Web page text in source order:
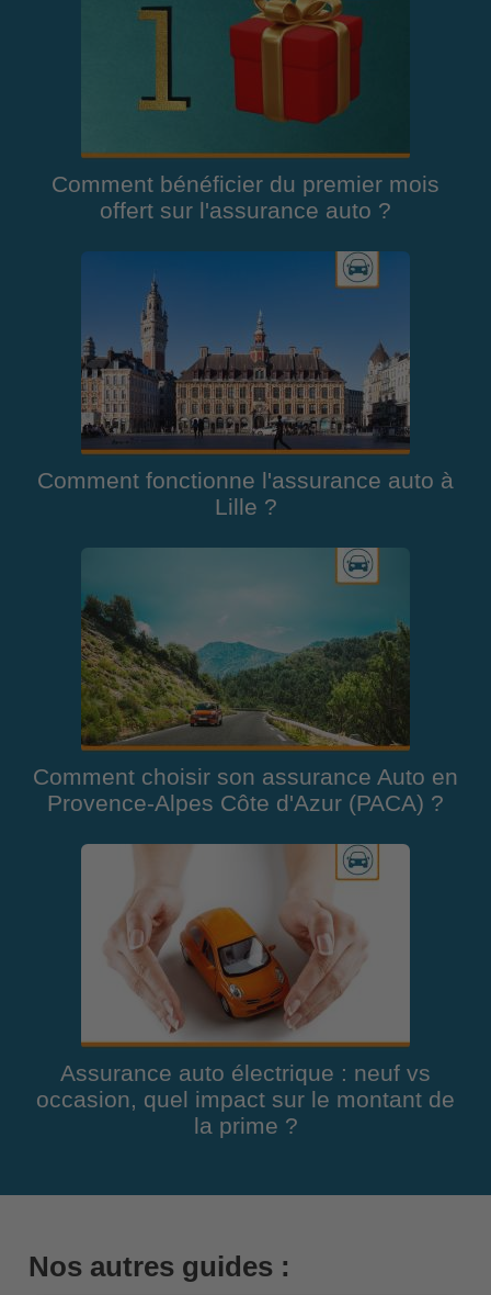
Comment bénéficier du premier mois
offert sur l'assurance auto ?
Comment fonctionne l'assurance auto à
Lille ?
Comment choisir son assurance Auto en
Provence-Alpes Côte d'Azur (PACA) ?
Assurance auto électrique : neuf vs
occasion, quel impact sur le montant de
la prime ?
Nos autres guides :